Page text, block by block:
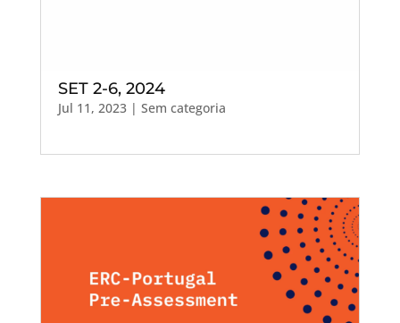
SET 2-6, 2024
Jul 11, 2023| Sem categoria